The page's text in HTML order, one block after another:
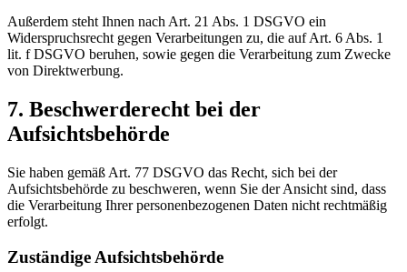
Außerdem steht Ihnen nach Art. 21 Abs. 1 DSGVO ein
Widerspruchsrecht gegen Verarbeitungen zu, die auf Art. 6 Abs. 1
lit. f DSGVO beruhen, sowie gegen die Verarbeitung zum Zwecke
von Direktwerbung.
7. Beschwerderecht bei der
Aufsichtsbehörde
Sie haben gemäß Art. 77 DSGVO das Recht, sich bei der
Aufsichtsbehörde zu beschweren, wenn Sie der Ansicht sind, dass
die Verarbeitung Ihrer personenbezogenen Daten nicht rechtmäßig
erfolgt.
Zuständige Aufsichtsbehörde